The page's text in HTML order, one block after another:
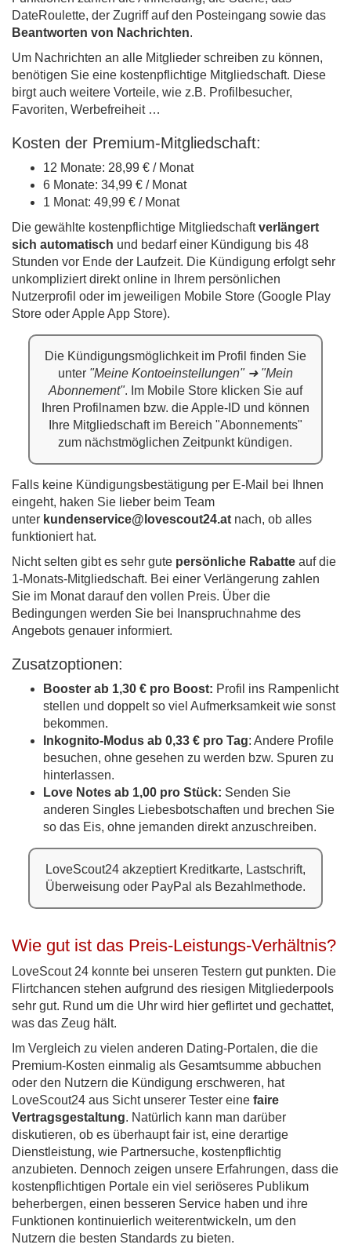
DateRoulette, der Zugriff auf den Posteingang sowie das
Beantworten von Nachrichten.
Um Nachrichten an alle Mitglieder schreiben zu können,
benötigen Sie eine kostenpflichtige Mitgliedschaft. Diese
birgt auch weitere Vorteile, wie z.B. Profilbesucher,
Favoriten, Werbefreiheit …
Kosten der Premium-Mitgliedschaft:
12 Monate: 28,99 € / Monat
6 Monate: 34,99 € / Monat
1 Monat: 49,99 € / Monat
Die gewählte kostenpflichtige Mitgliedschaftverlängert
sich automatisch und bedarf einer Kündigung bis 48
Stunden vor Ende der Laufzeit. Die Kündigung erfolgt sehr
unkompliziert direkt online in Ihrem persönlichen
Nutzerprofil oder im jeweiligen Mobile Store (Google Play
Store oder Apple App Store).
Die Kündigungsmöglichkeit im Profil finden Sie
unter "Meine Kontoeinstellungen" ➜ "Mein
Abonnement". Im Mobile Store klicken Sie auf
Ihren Profilnamen bzw. die Apple-ID und können
Ihre Mitgliedschaft im Bereich "Abonnements"
zum nächstmöglichen Zeitpunkt kündigen.
Falls keine Kündigungsbestätigung per E-Mail bei Ihnen
eingeht, haken Sie lieber beim Team
unter kundenservice@lovescout24.at nach, ob alles
funktioniert hat.
Nicht selten gibt es sehr gute persönliche Rabatte auf die
1-Monats-Mitgliedschaft. Bei einer Verlängerung zahlen
Sie im Monat darauf den vollen Preis. Über die
Bedingungen werden Sie bei Inanspruchnahme des
Angebots genauer informiert.
Zusatzoptionen:
Booster ab 1,30 € pro Boost: Profil ins Rampenlicht
stellen und doppelt so viel Aufmerksamkeit wie sonst
bekommen.
Inkognito-Modus ab 0,33 € pro Tag: Andere Profile
besuchen, ohne gesehen zu werden bzw. Spuren zu
hinterlassen.
Love Notes ab 1,00 pro Stück: Senden Sie
anderen Singles Liebesbotschaften und brechen Sie
so das Eis, ohne jemanden direkt anzuschreiben.
LoveScout24 akzeptiert Kreditkarte, Lastschrift,
Überweisung oder PayPal als Bezahlmethode.
Wie gut ist das Preis-Leistungs-Verhältnis?
LoveScout 24 konnte bei unseren Testern gut punkten. Die
Flirtchancen stehen aufgrund des riesigen Mitgliederpools
sehr gut. Rund um die Uhr wird hier geflirtet und gechattet,
was das Zeug hält.
Im Vergleich zu vielen anderen Dating-Portalen, die die
Premium-Kosten einmalig als Gesamtsumme abbuchen
oder den Nutzern die Kündigung erschweren, hat
LoveScout24 aus Sicht unserer Tester eine faire
Vertragsgestaltung. Natürlich kann man darüber
diskutieren, ob es überhaupt fair ist, eine derartige
Dienstleistung, wie Partnersuche, kostenpflichtig
anzubieten. Dennoch zeigen unsere Erfahrungen, dass die
kostenpflichtigen Portale ein viel seriöseres Publikum
beherbergen, einen besseren Service haben und ihre
Funktionen kontinuierlich weiterentwickeln, um den
Nutzern die besten Standards zu bieten.